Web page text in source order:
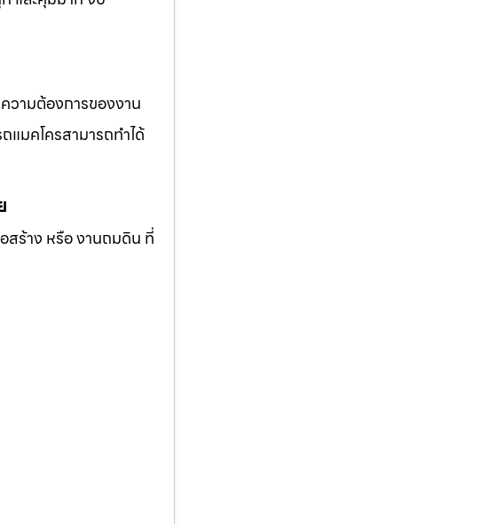
วามต้องการของงาน
มคโครสามารถทำได้
สร้าง หรือ งานถมดิน ที่